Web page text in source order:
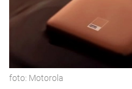
foto: Motorola